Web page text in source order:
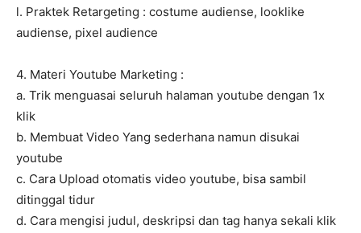
l. Praktek Retargeting : costume audiense, looklike
audiense, pixel audience
4. Materi Youtube Marketing :
a. Trik menguasai seluruh halaman youtube dengan 1x
klik
b. Membuat Video Yang sederhana namun disukai
youtube
c. Cara Upload otomatis video youtube, bisa sambil
ditinggal tidur
d. Cara mengisi judul, deskripsi dan tag hanya sekali klik